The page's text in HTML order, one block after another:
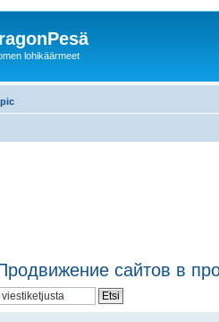
lohikäärmeet
сайтов в